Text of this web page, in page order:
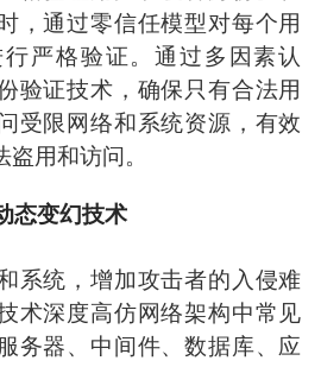
，通过零信任模型对每个用
严格验证。通过多因素认
验证技术，确保只有合法用
受限网络和系统资源，有效
用和访问。
态变幻技术
系统，增加攻击者的入侵难
术深度高仿网络架构中常见
务器、中间件、数据库、应